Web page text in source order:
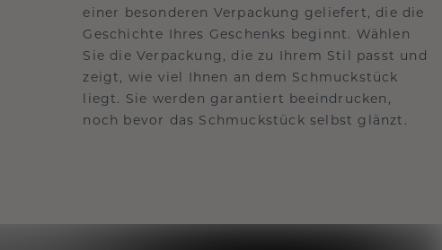
einer besonderen Verpackung geliefert, die die
Geschichte Ihres Geschenks beginnt. Wählen
Sie die Verpackung, die zu Ihrem Stil passt und
zeigt, wie viel Ihnen an dem Schmuckstück
liegt. Sie werden garantiert beeindrucken,
noch bevor das Schmuckstück selbst glänzt.